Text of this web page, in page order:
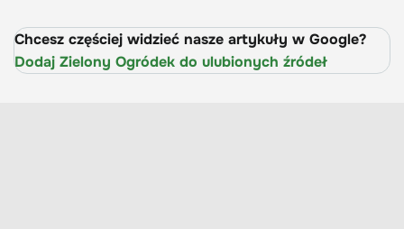
Chcesz częściej widzieć nasze artykuły w Google?
Dodaj Zielony Ogródek do ulubionych źródeł